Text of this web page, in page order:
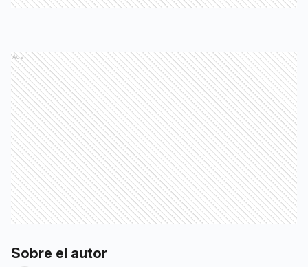
Ads
Sobre el autor